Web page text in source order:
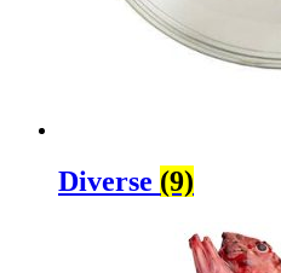
Diverse (9)